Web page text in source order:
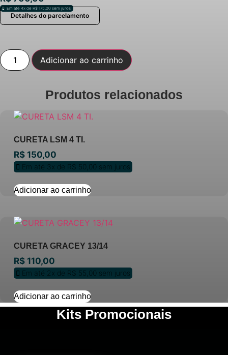
Em até 4x deR$175,00sem juros
Detalhes do parcelamento
Kit
Elevador
de
Adicionar ao carrinho
Produtos relacionados
CURETA LSM 4 TI.
R$150,00
Em até 3x de R$ 50,00 sem juros
Adicionar ao carrinho
CURETA GRACEY 13/14
R$110,00
Em até 2x de R$ 55,00 sem juros
Adicionar ao carrinho
Kits Promocionais